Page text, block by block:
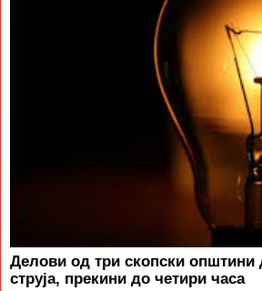
Делови од три скопски општини
струја, прекини до четири часа